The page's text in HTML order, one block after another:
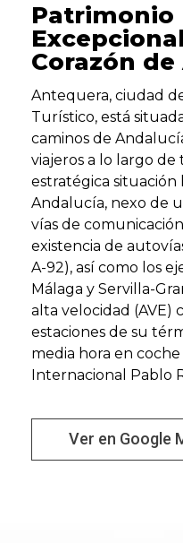
Patrimonio
Corazón
Antequera, ciudad
Turístico, está
caminos de
viajeros a lo largo de
estratégica situación
Andalucía, nexo de
vías de
existencia de
A-92), así como los
Málaga y Servilla-
alta velocidad (AVE)
estaciones de su
media hora en
Internacional Pablo
Ver en Google